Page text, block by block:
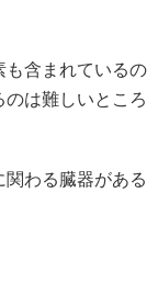
も含まれているの
は難しいところ
わる臓器がある